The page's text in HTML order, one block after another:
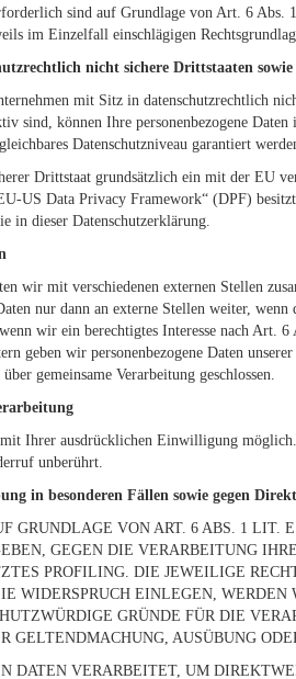
sind auf Grundlage von Art. 6 Abs.
im Einzelfall einschlägigen
nicht sichere Drittstaaten
mit Sitz in datenschutzrechtlich
sind, können Ihre personenbezogene
Datenschutzniveau garantiert
Drittstaat grundsätzlich ein mit der EU
US Data Privacy Framework“ (DPF)
in dieser Datenschutzerklärung.
wir mit verschiedenen externen Stellen
nur dann an externe Stellen weiter,
wir ein berechtigtes Interesse nach Art.
geben wir personenbezogene Daten
gemeinsame Verarbeitung geschlossen.
Ihrer ausdrücklichen Einwilligung
unberührt.
in besonderen Fällen sowie gegen
GRUNDLAGE VON ART. 6 ABS. 1 LIT.
GEGEN DIE VERARBEITUNG
PROFILING. DIE JEWEILIGE
WIDERSPRUCH EINLEGEN,
GRÜNDE FÜR DIE
GELTENDMACHUNG, AUSÜBUNG
DATEN VERARBEITET, UM